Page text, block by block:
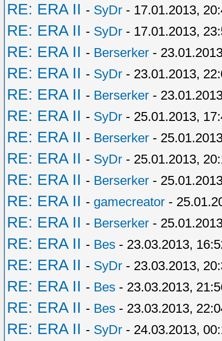
RE: ERA II - SyDr - 17.01.2013,
RE: ERA II - SyDr - 17.01.2013,
RE: ERA II - Berserker -
RE: ERA II - SyDr - 23.01.2013,
RE: ERA II - Berserker -
RE: ERA II - SyDr - 25.01.2013,
RE: ERA II - Berserker -
RE: ERA II - SyDr - 25.01.2013,
RE: ERA II - Berserker -
RE: ERA II - gamecreator -
RE: ERA II - Berserker -
RE: ERA II - Bes - 23.03.2013,
RE: ERA II - SyDr - 23.03.2013,
RE: ERA II - Bes - 23.03.2013,
RE: ERA II - Bes - 23.03.2013,
RE: ERA II - SyDr - 24.03.2013,